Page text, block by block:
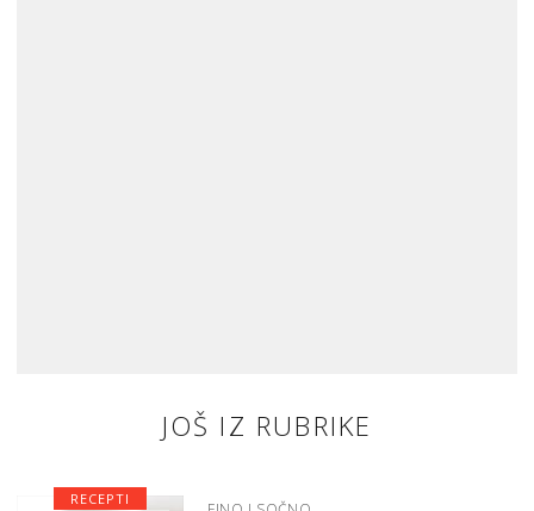
JOŠ IZ RUBRIKE
RECEPTI